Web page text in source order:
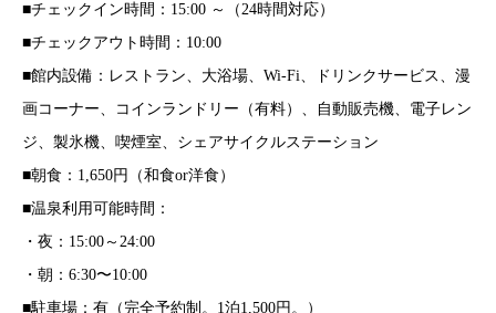
■チェックイン時間：15:00 ～（24時間対応）
■チェックアウト時間：10:00
■館内設備：レストラン、大浴場、Wi-Fi、ドリンクサービス、漫
画コーナー、コインランドリー（有料）、自動販売機、電子レン
ジ、製氷機、喫煙室、シェアサイクルステーション
■朝食：1,650円（和食or洋食）
■温泉利用可能時間：
・夜：15:00～24:00
・朝：6:30〜10:00
■駐車場：有（完全予約制。1泊1,500円。）